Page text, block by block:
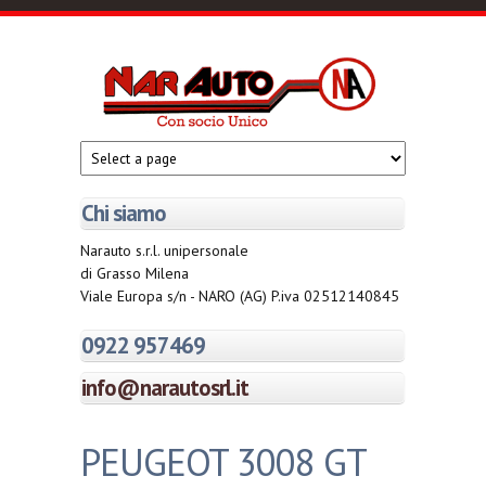
Salta al contenuto principale
Narautosrl.it
socio
Chi siamo
Narauto s.r.l. unipersonale
di Grasso Milena
Viale Europa s/n - NARO (AG) P.iva 02512140845
0922 957469
info@narautosrl.it
PEUGEOT 3008 GT